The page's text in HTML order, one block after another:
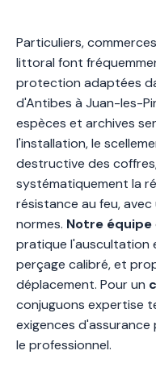
Particuliers,
littoral font
protection adaptées
d'Antibes à Juan-les-
espèces et archives
l'installation, le
destructive des
systématiquement la
résistance au feu,
normes. Notre équipe
pratique l'auscultation
perçage calibré, et
déplacement. Pour un
conjuguons expertise
exigences
le professionnel.